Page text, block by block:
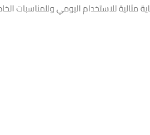
مثالية للاستخدام اليومي